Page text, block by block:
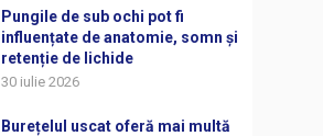
Pungile de sub ochi pot fi
influențate de anatomie, somn și
retenție de lichide
30 iulie 2026
Burețelul uscat oferă mai multă